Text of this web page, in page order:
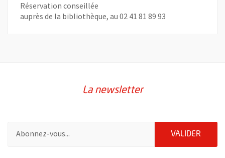
Réservation conseillée
auprès de la bibliothèque, au 02 41 81 89 93
La newsletter
VALIDER